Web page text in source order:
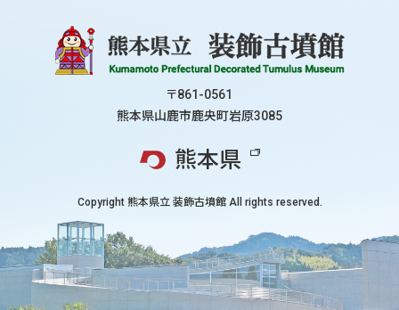
〒861-0561
熊本県山鹿市鹿央町岩原3085
熊本県
Copyright熊本県立 装飾古墳館 All rights reserved.